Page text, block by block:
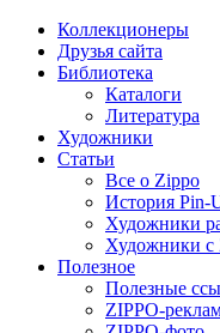
Коллекционеры
Друзья сайта
Библиотека
Каталоги
Литература
Художники
Статьи
Все о Zippo
История Pin-
Художники
Художники с
Полезное
Полезные
ZIPPO-